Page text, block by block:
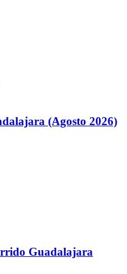
(Agosto 2026)
Guadalajara